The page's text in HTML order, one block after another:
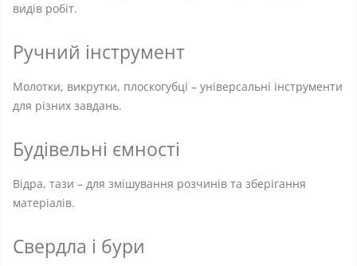
видів робіт.
Ручний інструмент
Молотки, викрутки, плоскогубці – універсальні інструменти
для різних завдань.
Будівельні ємності
Відра, тази – для змішування розчинів та зберігання
матеріалів.
Свердла і бури